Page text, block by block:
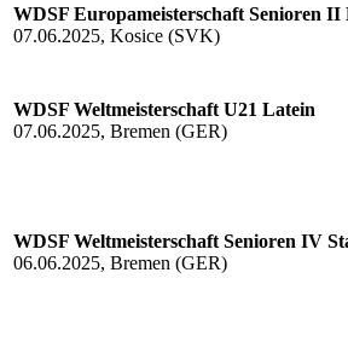
WDSF Europameisterschaft Senioren II
07.06.2025, Kosice (SVK)
WDSF Weltmeisterschaft U21 Latein
07.06.2025, Bremen (GER)
WDSF Weltmeisterschaft Senioren IV
06.06.2025, Bremen (GER)